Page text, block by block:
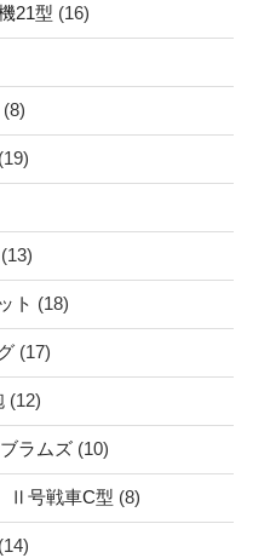
21型 (16)
(8)
(19)
(13)
ト (18)
(17)
(12)
ラムズ (10)
号戦車C型 (8)
(14)